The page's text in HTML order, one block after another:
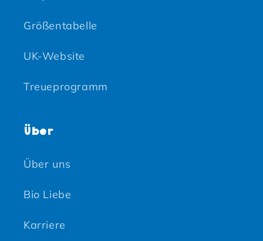
Größentabelle
UK-Website
Treueprogramm
Über
Über uns
Bio Liebe
Karriere